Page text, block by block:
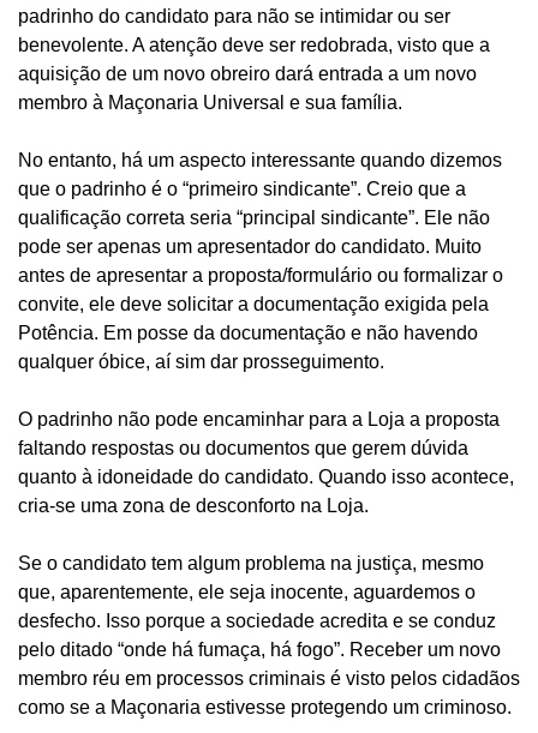
padrinho do candidato para não se intimidar ou ser
benevolente. A atenção deve ser redobrada, visto que a
aquisição de um novo obreiro dará entrada a um novo
membro à Maçonaria Universal e sua família.
No entanto, há um aspecto interessante quando dizemos
que o padrinho é o “primeiro sindicante”. Creio que a
qualificação correta seria “principal sindicante”. Ele não
pode ser apenas um apresentador do candidato. Muito
antes de apresentar a proposta/formulário ou formalizar o
convite, ele deve solicitar a documentação exigida pela
Potência. Em posse da documentação e não havendo
qualquer óbice, aí sim dar prosseguimento.
O padrinho não pode encaminhar para a Loja a proposta
faltando respostas ou documentos que gerem dúvida
quanto à idoneidade do candidato. Quando isso acontece,
cria-se uma zona de desconforto na Loja.
Se o candidato tem algum problema na justiça, mesmo
que, aparentemente, ele seja inocente, aguardemos o
desfecho. Isso porque a sociedade acredita e se conduz
pelo ditado “onde há fumaça, há fogo”. Receber um novo
membro réu em processos criminais é visto pelos cidadãos
como se a Maçonaria estivesse protegendo um criminoso.